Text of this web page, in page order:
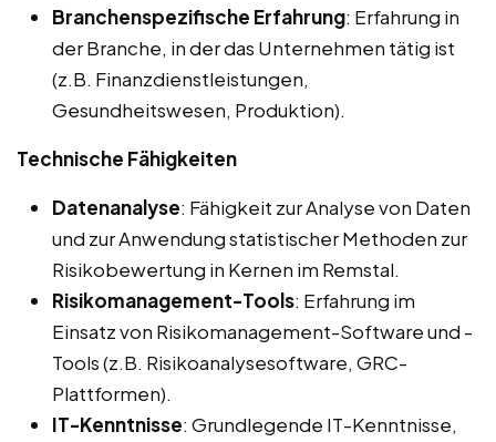
Branchenspezifische Erfahrung: Erfahrung in
der Branche, in der das Unternehmen tätig ist
(z.B. Finanzdienstleistungen,
Gesundheitswesen, Produktion).
Technische Fähigkeiten
Datenanalyse: Fähigkeit zur Analyse von Daten
und zur Anwendung statistischer Methoden zur
Risikobewertung in Kernen im Remstal.
Risikomanagement-Tools: Erfahrung im
Einsatz von Risikomanagement-Software und -
Tools (z.B. Risikoanalysesoftware, GRC-
Plattformen).
IT-Kenntnisse: Grundlegende IT-Kenntnisse,